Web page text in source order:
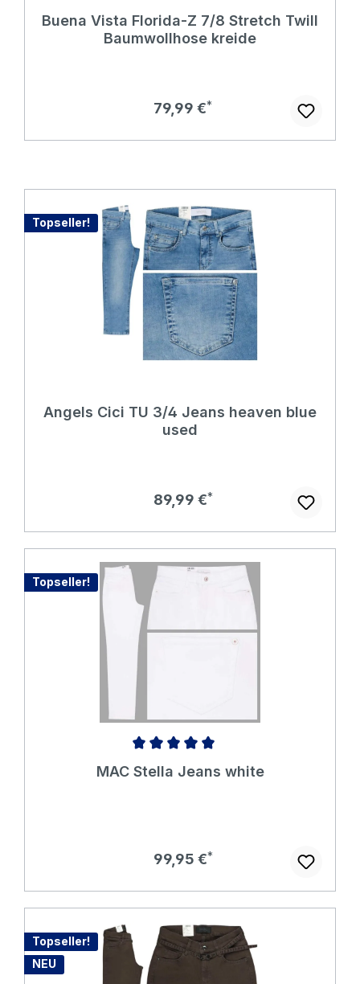
Buena Vista Florida-Z 7/8 Stretch Twill
Baumwollhose kreide
Regulärer Preis:
79,99 €
Topseller!
Angels Cici TU 3/4 Jeans heaven blue
used
Regulärer Preis:
89,99 €
Topseller!
Durchschnittliche Bewertung von 5 von 5 Sternen
MAC Stella Jeans white
Regulärer Preis:
99,95 €
Topseller!
NEU